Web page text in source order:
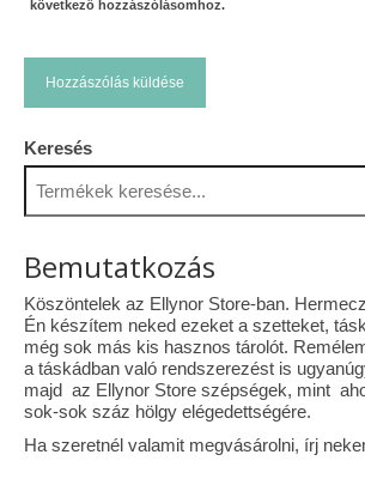
következő hozzászólásomhoz.
Keresés
Bemutatkozás
Köszöntelek az Ellynor Store-ban.
Én készítem neked ezeket a szetteket,
még sok más kis hasznos tárolót.
a táskádban való rendszerezést is
majd az Ellynor Store szépségek, mint
sok-sok száz hölgy elégedettségére.
Ha szeretnél valamit megvásárolni, írj